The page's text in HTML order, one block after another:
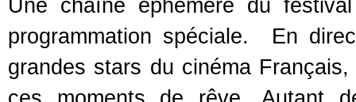
Une chaîne éphémère du
programmation spéciale. En
grandes stars du cinéma